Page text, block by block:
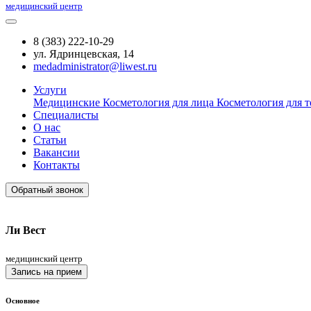
медицинский центр
8 (383) 222-10-29
ул. Ядринцевская, 14
medadministrator@liwest.ru
Услуги
Медицинские Косметология для лица Косметология для
Специалисты
О нас
Статьи
Вакансии
Контакты
Обратный звонок
Ли Вест
медицинский центр
Запись на прием
Основное